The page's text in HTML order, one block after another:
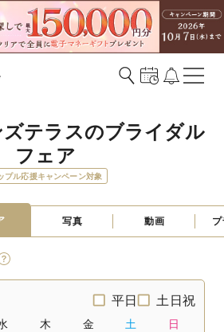
テラスのブライダル
フェア
プル応援キャンペーン対象
写真 動画
平日 土日祝
木 金 土 日